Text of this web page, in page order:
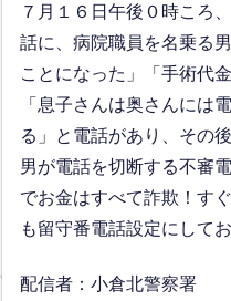
７月１６日午後０時ころ
話に、病院職員を名乗る
ことになった」「手術代
「息子さんは奥さんには
る」と電話があり、その
男が電話を切断する不審
でお金はすべて詐欺！す
も留守番電話設定にして
配信者：小倉北警察署